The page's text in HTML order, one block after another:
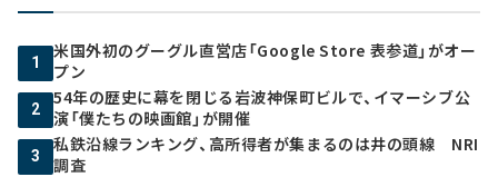
1
米国外初のグーグル直営店「Google Store 表参道」がオー
プン
2
54年の歴史に幕を閉じる岩波神保町ビルで、イマーシブ公
演「僕たちの映画館」が開催
3
私鉄沿線ランキング、高所得者が集まるのは井の頭線 NRI
調査